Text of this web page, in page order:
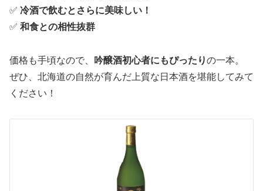
✅ 冷酒で飲むとさらに美味しい！
✅ 和食との相性抜群
価格も手頃なので、 吟醸酒初心者にもぴったりの一本。
ぜひ、北海道の自然が育んだ上質な日本酒を堪能してみて
ください！